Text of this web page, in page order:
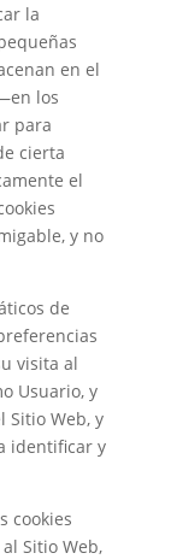
la
en el
los
para
cierta
el
y no
de
visita al
Usuario, y
Sitio Web, y
identificar y
cookies
Sitio Web,